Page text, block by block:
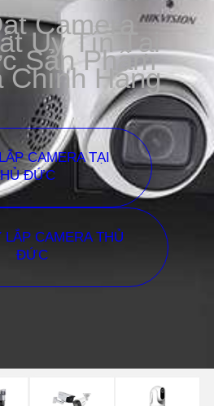
Camera
Uy Tín Tại
Sản Phẩm
Chính Hãng
CAMERA TẠI
ĐỨC
LẮP CAMERA THỦ
ĐỨC